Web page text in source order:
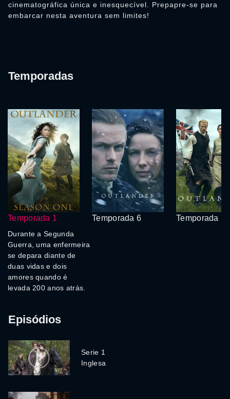
cinematográfica única e inesquecível. Prepapre-se para
embarcar nesta aventura sem limites!
Temporadas
Temporada 1
Durante a Segunda
Guerra, uma enfermeira
se depara diante de
duas vidas e dois
amores quando é
levada 200 anos atrás.
Temporada 6 Temporada 7
Episódios
Serie 1
Inglesa